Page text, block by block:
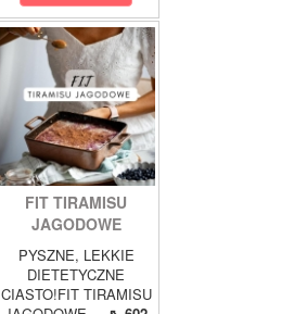
FIT TIRAMISU
JAGODOWE
PYSZNE, LEKKIE
DIETETYCZNE
CIASTO!FIT TIRAMISU